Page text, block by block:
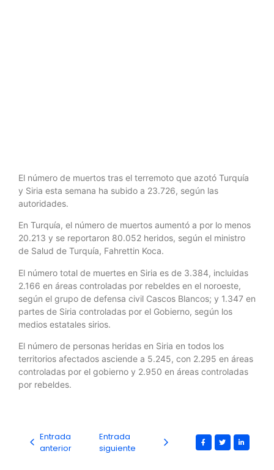
El número de muertos tras el terremoto que azotó Turquía
y Siria esta semana ha subido a 23.726, según las
autoridades.
En Turquía, el número de muertos aumentó a por lo menos
20.213 y se reportaron 80.052 heridos, según el ministro
de Salud de Turquía, Fahrettin Koca.
El número total de muertes en Siria es de 3.384, incluidas
2.166 en áreas controladas por rebeldes en el noroeste,
según el grupo de defensa civil Cascos Blancos; y 1.347 en
partes de Siria controladas por el Gobierno, según los
medios estatales sirios.
El número de personas heridas en Siria en todos los
territorios afectados asciende a 5.245, con 2.295 en áreas
controladas por el gobierno y 2.950 en áreas controladas
por rebeldes.
Entrada
anterior
Entrada
siguiente